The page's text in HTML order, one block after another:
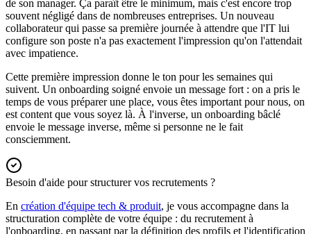
de son manager. Ça paraît être le minimum, mais c'est encore trop
souvent négligé dans de nombreuses entreprises. Un nouveau
collaborateur qui passe sa première journée à attendre que l'IT lui
configure son poste n'a pas exactement l'impression qu'on l'attendait
avec impatience.
Cette première impression donne le ton pour les semaines qui
suivent. Un onboarding soigné envoie un message fort : on a pris le
temps de vous préparer une place, vous êtes important pour nous, on
est content que vous soyez là. À l'inverse, un onboarding bâclé
envoie le message inverse, même si personne ne le fait
consciemment.
Besoin d'aide pour structurer vos recrutements ?
En création d'équipe tech & produit, je vous accompagne dans la
structuration complète de votre équipe : du recrutement à
l'onboarding, en passant par la définition des profils et l'identification